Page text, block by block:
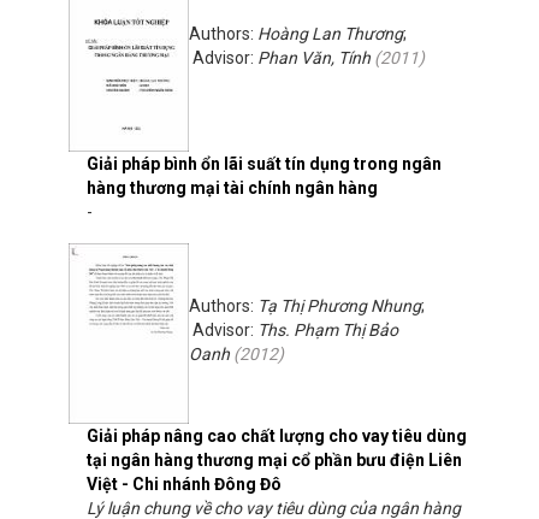
Giải pháp bình ổn lãi suất tín dụng trong ngân
hàng thương mại tài chính ngân hàng
Authors: Hoàng Lan Thương;
Advisor: Phan Văn, Tính (2011)
-
Giải pháp nâng cao chất lượng cho vay tiêu dùng
tại ngân hàng thương mại cổ phần bưu điện Liên
Việt - Chi nhánh Đông Đô
Authors: Tạ Thị Phương Nhung;
Advisor: Ths. Phạm Thị Bảo
Oanh (2012)
Lý luận chung về cho vay tiêu dùng của ngân hàng